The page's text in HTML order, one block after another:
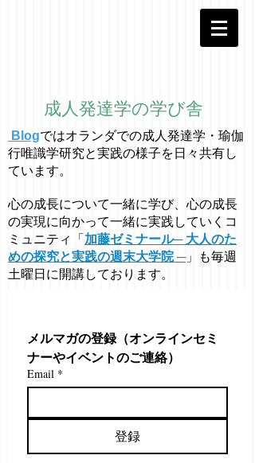
成人発達学の学び舎
Blogではオラ ンダでの成人発達学・ 瑜伽
行唯識学研究と実践の様子を日々共有し
ています。
心の成長について一緒に学び、心の成長
の実現に向かって一緒に実践していくコ
ミュニティ「 加藤ゼミナール─ 大人のた
めの探究と実践の週末大学院 ─」も毎週
土曜日に開講しております。
メルマガの登録（オンラインセミ
ナーやイベントのご連絡）
Email *
登録